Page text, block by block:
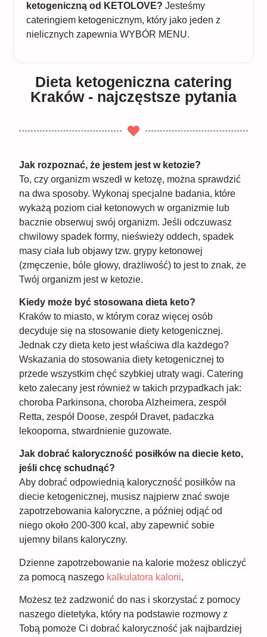
ketogeniczną od KETOLOVE? Jesteśmy
cateringiem ketogenicznym, który jako jeden z
nielicznych zapewnia WYBÓR MENU.
Dieta ketogeniczna catering
Kraków - najczęstsze pytania
Jak rozpoznać, że jestem jest w ketozie?
To, czy organizm wszedł w ketozę, można sprawdzić
na dwa sposoby. Wykonaj specjalne badania, które
wykażą poziom ciał ketonowych w organizmie lub
bacznie obserwuj swój organizm. Jeśli odczuwasz
chwilowy spadek formy, nieświeży oddech, spadek
masy ciała lub objawy tzw. grypy ketonowej
(zmęczenie, bóle głowy, drażliwość) to jest to znak, że
Twój organizm jest w ketozie.
Kiedy może być stosowana dieta keto?
Kraków to miasto, w którym coraz więcej osób
decyduje się na stosowanie diety ketogenicznej.
Jednak czy dieta keto jest właściwa dla każdego?
Wskazania do stosowania diety ketogenicznej to
przede wszystkim chęć szybkiej utraty wagi. Catering
keto zalecany jest również w takich przypadkach jak:
choroba Parkinsona, choroba Alzheimera, zespół
Retta, zespół Doose, zespół Dravet, padaczka
lekooporna, stwardnienie guzowate.
Jak dobrać kaloryczność posiłków na diecie keto,
jeśli chcę schudnąć?
Aby dobrać odpowiednią kaloryczność posiłków na
diecie ketogenicznej, musisz najpierw znać swoje
zapotrzebowania kaloryczne, a później odjąć od
niego około 200-300 kcal, aby zapewnić sobie
ujemny bilans kaloryczny.
Dzienne zapotrzebowanie na kalorie możesz obliczyć
za pomocą naszego kalkulatora kalorii.
Możesz też zadzwonić do nas i skorzystać z pomocy
naszego dietetyka, który na podstawie rozmowy z
Tobą pomoże Ci dobrać kaloryczność jak najbardziej